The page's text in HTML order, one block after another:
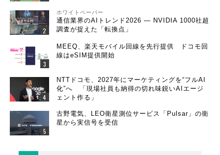
ホワイトペーパー
通信業界のAIトレンド2026 ― NVIDIA 1000社超
調査が捉えた「転換点」
MEEQ、楽天モバイル回線を先行提供 ドコモ回
線はeSIM提供開始
NTTドコモ、2027年にマーケティングを“フルAI
化”へ 「現場社員も納得の切れ味鋭いAIエージ
ェント作る」
古野電気、LEO衛星測位サービス「Pulsar」の衛
星から実信号を受信